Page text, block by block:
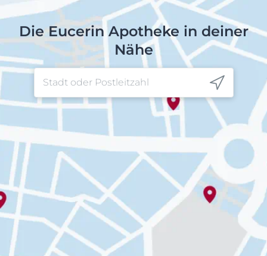
Die Eucerin Apotheke in deiner
Nähe